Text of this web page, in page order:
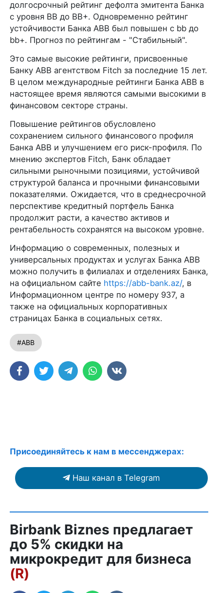
долгосрочный рейтинг дефолта эмитента Банка
с уровня BB до BB+. Одновременно рейтинг
устойчивости Банка ABB был повышен с bb до
bb+. Прогноз по рейтингам - "Стабильный".
Это самые высокие рейтинги, присвоенные
Банку ABB агентством Fitch за последние 15 лет.
В целом международные рейтинги Банка ABB в
настоящее время являются самыми высокими в
финансовом секторе страны.
Повышение рейтингов обусловлено
сохранением сильного финансового профиля
Банка ABB и улучшением его риск-профиля. По
мнению экспертов Fitch, Банк обладает
сильными рыночными позициями, устойчивой
структурой баланса и прочными финансовыми
показателями. Ожидается, что в среднесрочной
перспективе кредитный портфель Банка
продолжит расти, а качество активов и
рентабельность сохранятся на высоком уровне.
Информацию о современных, полезных и
универсальных продуктах и услугах Банка ABB
можно получить в филиалах и отделениях Банка,
на официальном сайте https://abb-bank.az/, в
Информационном центре по номеру 937, а
также на официальных корпоративных
страницах Банка в социальных сетях.
#ABB
Присоединяйтесь к нам в мессенджерах:
Наш канал в Telegram
Birbank Biznes предлагает
до 5% скидки на
микрокредит для бизнеса
(R)